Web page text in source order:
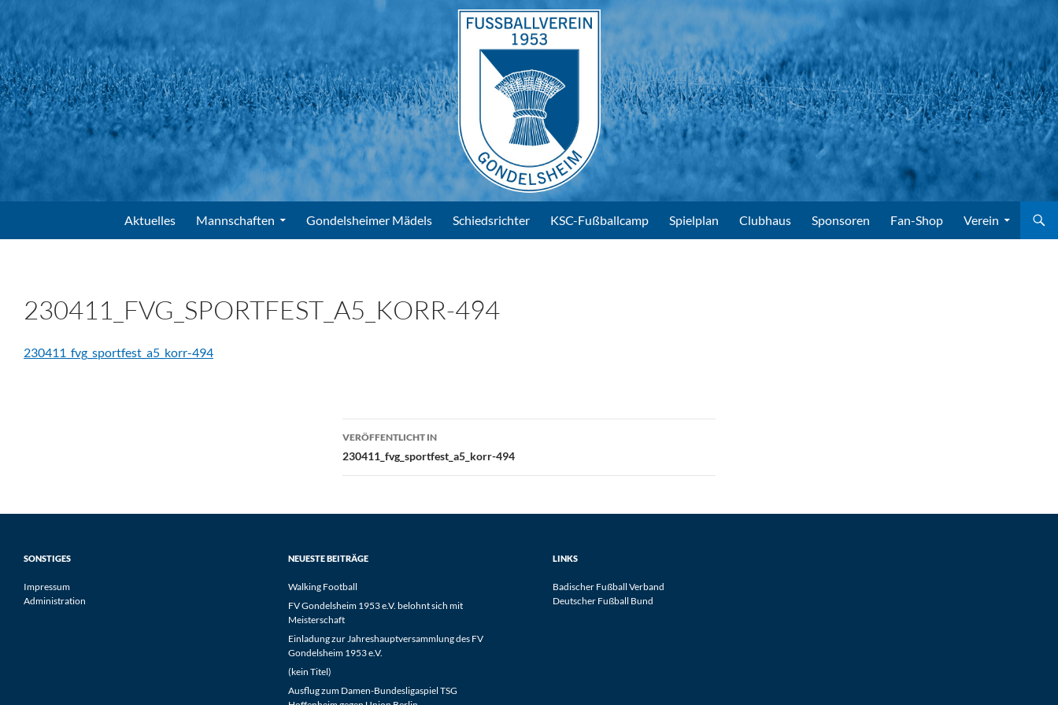
FV Gondelsheim e.V.Zum Inhalt springen
Aktuelles Mannschaften Gondelsheimer Mädels Schiedsrichter KSC-Fußballcamp Spielplan Clubhaus Sponsoren Fan-Shop Verein
230411_FVG_SPORTFEST_A5_KORR-494
230411_fvg_sportfest_a5_korr-494
Beitragsnavigation
VERÖFFENTLICHT IN
230411_fvg_sportfest_a5_korr-494
SONSTIGES
Impressum
Administration
NEUESTE BEITRÄGE
Walking Football
FV Gondelsheim 1953 e.V. belohnt sich mit
Meisterschaft
Einladung zur Jahreshauptversammlung des FV
Gondelsheim 1953 e.V.
(kein Titel)
Ausflug zum Damen-Bundesligaspiel TSG
LINKS
Badischer Fußball Verband
Deutscher Fußball Bund